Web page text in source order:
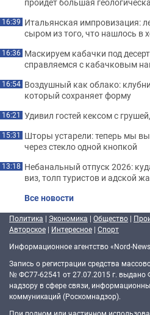
16:39 Итальянская импровизация:
сыром из того, что нашлось в
16:36 Маскируем кабачки под
справляемся с кабачковым
16:54 Воздушный как облако:
который сохраняет форму
16:21 Удивил гостей кексом с
15:31 Шторы устарели: теперь мы
через стекло одной кнопкой
13:18 Небанальный отпуск 2026:
виз, толп туристов и адской
Все новости
Политика | Экономика | Общество |
Авторское | Интересное | Спорт
Информационное агентство «Nord-
Запись о регистрации средства
№ ФС77-62541 от 27.07.2015 г. выдано
надзору в сфере связи,
коммуникаций (Роскомнадзор).